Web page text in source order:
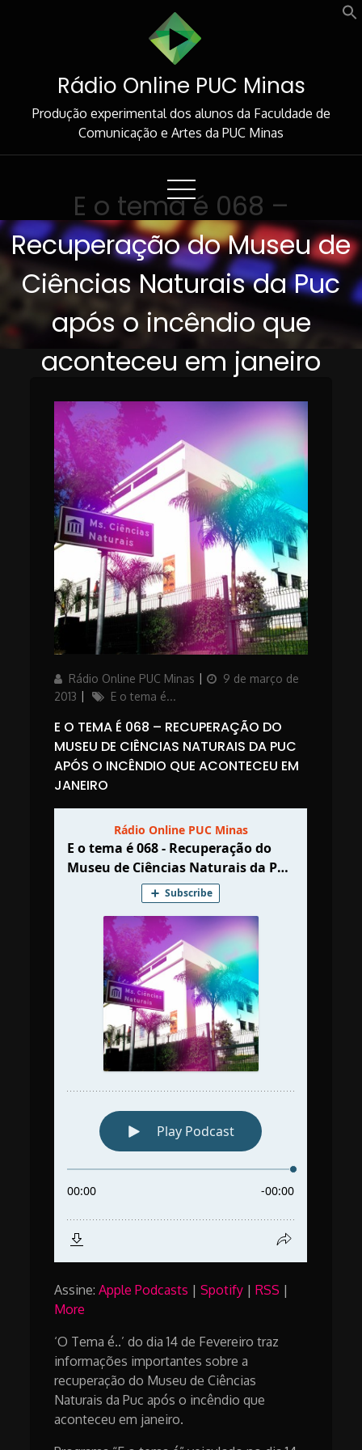
Rádio Online PUC Minas
Produção experimental dos alunos da Faculdade de
Comunicação e Artes da PUC Minas
E o tema é 068 –
Recuperação do Museu de
Ciências Naturais da Puc
após o incêndio que
aconteceu em janeiro
AuthorRádio Online PUC Minas
Posted9 de março de
2013
Categories
E o tema é...
E O TEMA É 068 – RECUPERAÇÃO DO
MUSEU DE CIÊNCIAS NATURAIS DA PUC
APÓS O INCÊNDIO QUE ACONTECEU EM
JANEIRO
Assine:Apple Podcasts |Spotify |RSS |
More
‘O Tema é..’ do dia 14 de Fevereiro traz
informações importantes sobre a
recuperação do Museu de Ciências
Naturais da Puc após o incêndio que
aconteceu em janeiro.